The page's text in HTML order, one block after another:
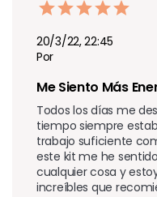
20/3/22, 22:45
Por
Me Siento Más
Todos los días me
tiempo siempre
trabajo suficiente
este kit me he
cualquier cosa y
increíbles que